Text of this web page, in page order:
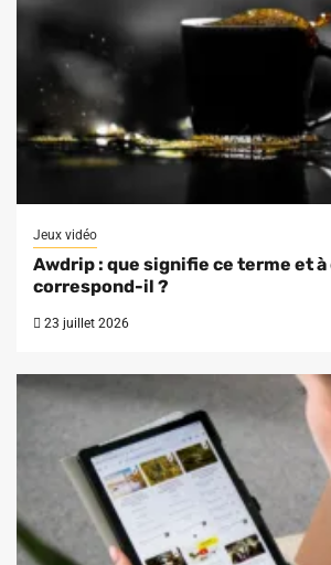
Jeux vidéo
Awdrip : que signifie ce terme et à
correspond-il ?
23 juillet 2026